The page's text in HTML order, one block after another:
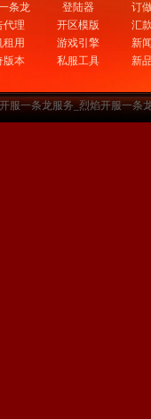
条龙
代理
租用
版本
登陆器
开区模版
游戏引擎
私服工具
订
汇
新
新
一条龙服务_烈焰开服一条